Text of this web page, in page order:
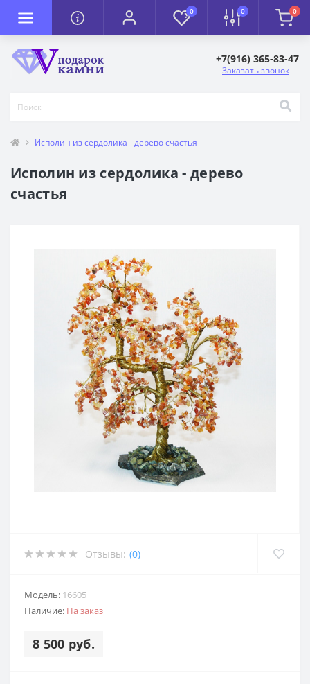
0 0 0
+7(916) 365-83-47
Заказать звонок
Исполин из сердолика - дерево счастья
Исполин из сердолика - дерево
счастья
Отзывы: (0)
Модель: 16605
Наличие: На заказ
8 500 руб.